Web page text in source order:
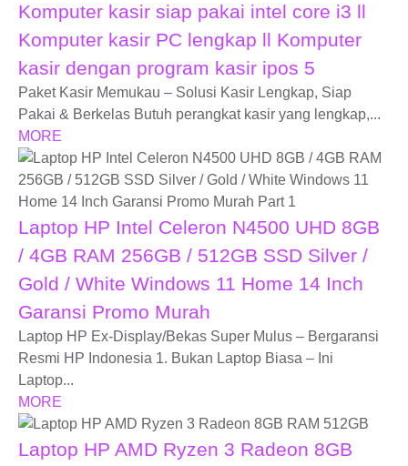
Komputer kasir siap pakai intel core i3 ll
Komputer kasir PC lengkap ll Komputer
kasir dengan program kasir ipos 5
Paket Kasir Memukau – Solusi Kasir Lengkap, Siap
Pakai & Berkelas Butuh perangkat kasir yang lengkap,...
MORE
Laptop HP Intel Celeron N4500 UHD 8GB
/ 4GB RAM 256GB / 512GB SSD Silver /
Gold / White Windows 11 Home 14 Inch
Garansi Promo Murah
Laptop HP Ex-Display/Bekas Super Mulus – Bergaransi
Resmi HP Indonesia 1. Bukan Laptop Biasa – Ini
Laptop...
MORE
Laptop HP AMD Ryzen 3 Radeon 8GB